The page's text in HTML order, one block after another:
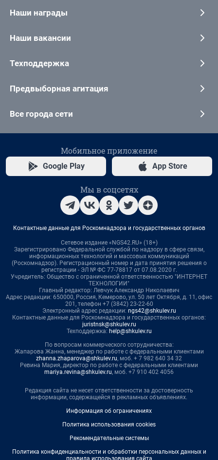
Наши награды
Наши вакансии
Техподдержка
Предвыборная агитация
Все города сети
Мобильное приложение
Google Play App Store
Мы в соцсетях
Контактные данные для Роскомнадзора и государственных органов
Сетевое издание «NGS42.RU» (18+)
Зарегистрировано Федеральной службой по надзору в сфере связи,
информационных технологий и массовых коммуникаций
(Роскомнадзор). Регистрационный номер и дата принятия решения о
регистрации - ЭЛ № ФС 77-78817 от 07.08.2020 г.
Учредитель: Общество с ограниченной ответственностью "ИНТЕРНЕТ
ТЕХНОЛОГИИ"
Главный редактор: Левчук Александр Николаевич
Адрес редакции: 650000, Россия, Кемерово, ул. 50 лет Октября, д. 11, офис
201, телефон +7 (3842) 23-22-60
Электронный адрес редакции: ngs42@shkulev.ru
Контактные данные для Роскомнадзора и государственных органов:
juristnsk@shkulev.ru
Техподдержка: help@shkulev.ru
По вопросам коммерческого сотрудничества:
Жапарова Жанна, менеджер по работе с федеральными клиентами
zhanna.zhaparova@shkulev.ru, моб. + 7 982 640 34 32
Ревина Мария, директор по работе с федеральными клиентами
mariya.revina@shkulev.ru, моб. +7 910 402 4056
Редакция сайта не несет ответственности за достоверность
информации, содержащейся в рекламных объявлениях.
Информация об ограничениях
Политика использования cookies
Рекомендательные системы
Политика конфиденциальности и обработки персональных данных и
правила использования сайта